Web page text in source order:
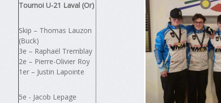
Tournoi U-21 Laval (Or)
Skip – Thomas Lauzon
(Buck)
3e – Raphaël Tremblay
2e – Pierre-Olivier Roy
1er – Justin Lapointe
5e - Jacob Lepage